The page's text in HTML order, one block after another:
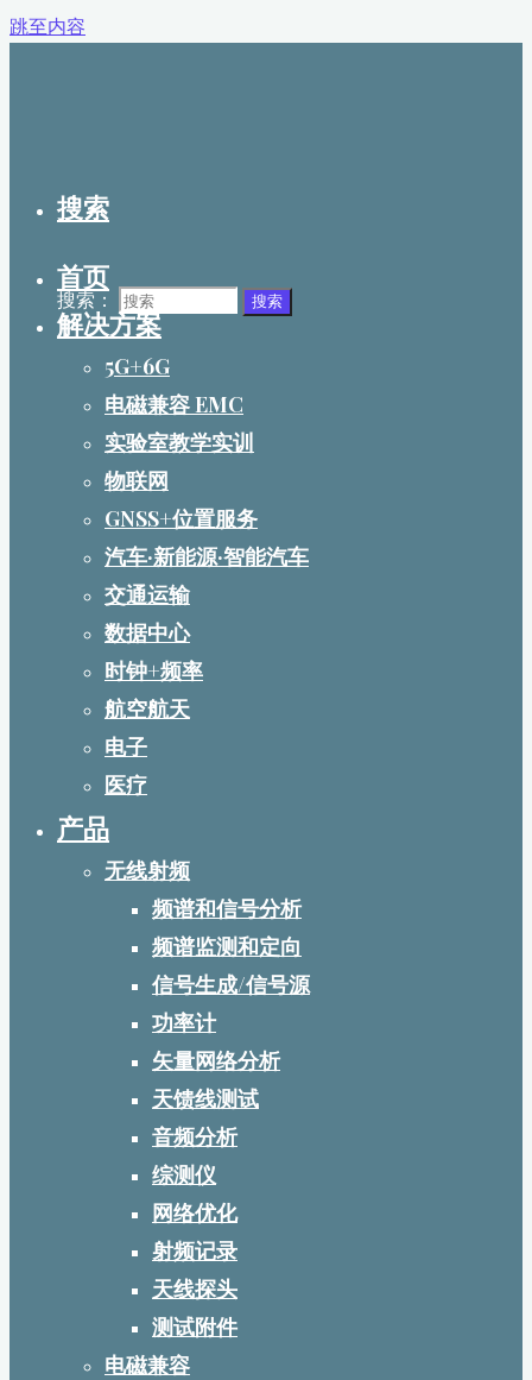
跳至内容
搜索
搜索： 搜索
首页
解决方案
5G+6G
电磁兼容 EMC
实验室教学实训
物联网
GNSS+位置服务
汽车·新能源·智能汽车
交通运输
数据中心
时钟+频率
航空航天
电子
医疗
产品
无线射频
频谱和信号分析
频谱监测和定向
信号生成/信号源
功率计
矢量网络分析
天馈线测试
音频分析
综测仪
网络优化
射频记录
天线探头
测试附件
电磁兼容